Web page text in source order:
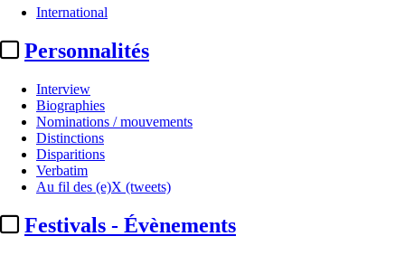
International
Personnalités
Interview
Biographies
Nominations / mouvements
Distinctions
Disparitions
Verbatim
Au fil des (e)X (tweets)
Festivals - Évènements